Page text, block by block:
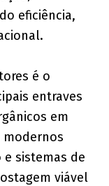
eficiência,
é o
entraves
em
modernos
sistemas de
viável